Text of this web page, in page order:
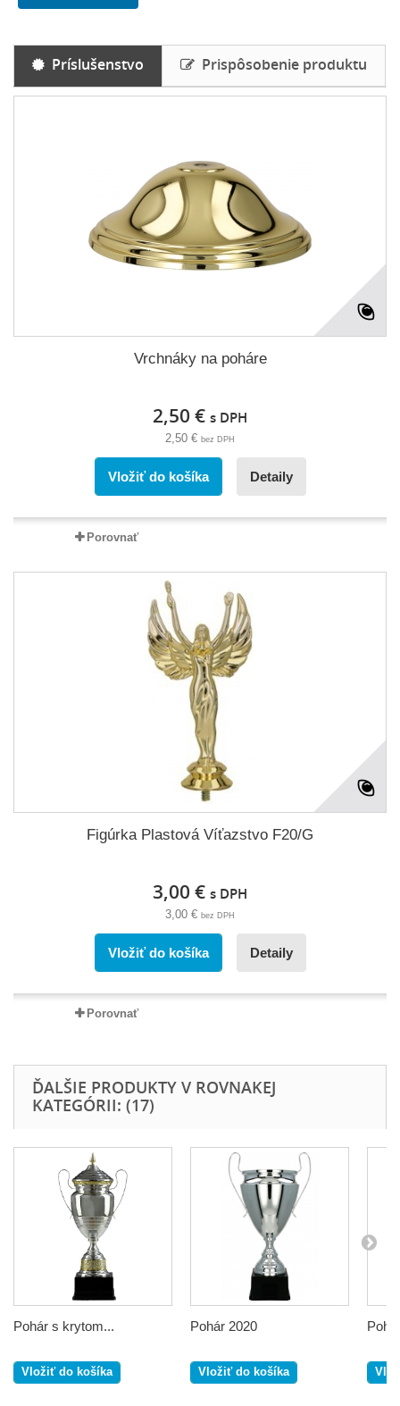
Príslušenstvo Prispôsobenie produktu
Vrchnáky na poháre
2,50 € s DPH
2,50 € bez DPH
Vložiť do košíka Detaily
Porovnať
Figúrka Plastová Víťazstvo F20/G
3,00 € s DPH
3,00 € bez DPH
Vložiť do košíka Detaily
Porovnať
ĎALŠIE PRODUKTY V ROVNAKEJ
KATEGÓRII: (17)
Pohár s krytom...
Vložiť do košíka
Pohár 2020
Vložiť do košíka